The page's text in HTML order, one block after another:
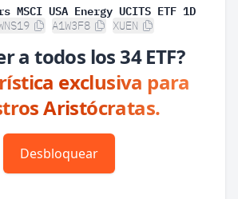
MSCI USA Energy UCITS ETF 1D
A1W3F8 XUEN
a todos los 34 ETF?
exclusiva para
Aristócratas.
Desbloquear